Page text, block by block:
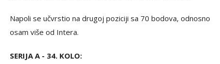
Napoli se učvrstio na drugoj poziciji sa 70 bodova, odnosno
osam više od Intera.
SERIJA A - 34. KOLO: